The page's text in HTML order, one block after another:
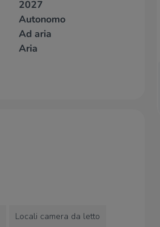
1,5 Km
2027
Autonomo
Ad aria
Aria
Locali camera da letto